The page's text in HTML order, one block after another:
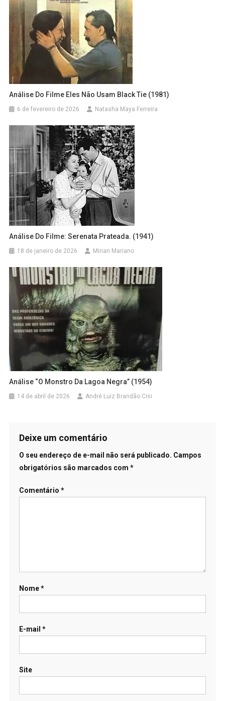
Análise Do Filme Eles Não Usam Black Tie (1981)
6 de fevereiro de 2026 Natasha Maya Ferreira
Análise Do Filme: Serenata Prateada. (1941)
18 de janeiro de 2026 Mirian Mariano
Análise “O Monstro Da Lagoa Negra” (1954)
14 de abril de 2026 André Luiz Brandão Cisi
Deixe um comentário
O seu endereço de e-mail não será publicado. Campos
obrigatórios são marcados com *
Comentário *
Nome*
E-mail *
Site